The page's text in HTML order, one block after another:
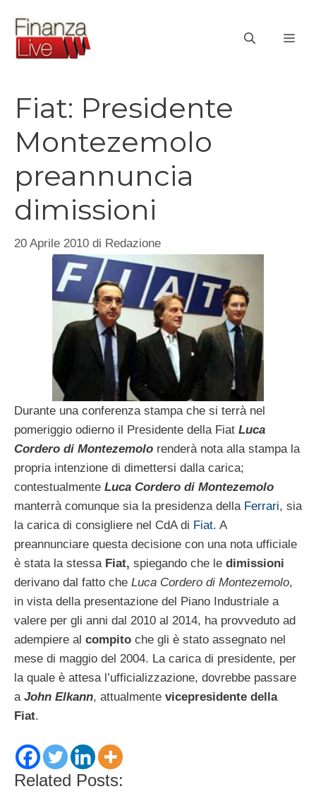
contenuto
Fiat: Presidente
Montezemolo
preannuncia
dimissioni
20 Aprile 2010 di Redazione
Durante una conferenza stampa che si terrà nel
pomeriggio odierno il Presidente della Fiat Luca
Cordero di Montezemolo renderà nota alla stampa la
propria intenzione di dimettersi dalla carica;
contestualmente Luca Cordero di Montezemolo
manterrà comunque sia la presidenza della Ferrari, sia
la carica di consigliere nel CdA di Fiat. A
preannunciare questa decisione con una nota ufficiale
è stata la stessa Fiat, spiegando che le dimissioni
derivano dal fatto che Luca Cordero di Montezemolo,
in vista della presentazione del Piano Industriale a
valere per gli anni dal 2010 al 2014, ha provveduto ad
adempiere al compito che gli è stato assegnato nel
mese di maggio del 2004. La carica di presidente, per
la quale è attesa l’ufficializzazione, dovrebbe passare
a John Elkann, attualmente vicepresidente della
Fiat.
Related Posts: